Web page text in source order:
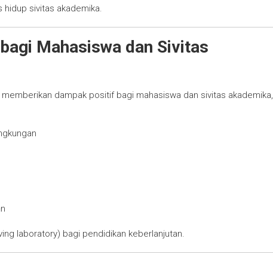
hidup sivitas akademika.
Mahasiswa dan Sivitas
dampak positif bagi mahasiswa dan sivitas akademika,
laboratory) bagi pendidikan keberlanjutan.